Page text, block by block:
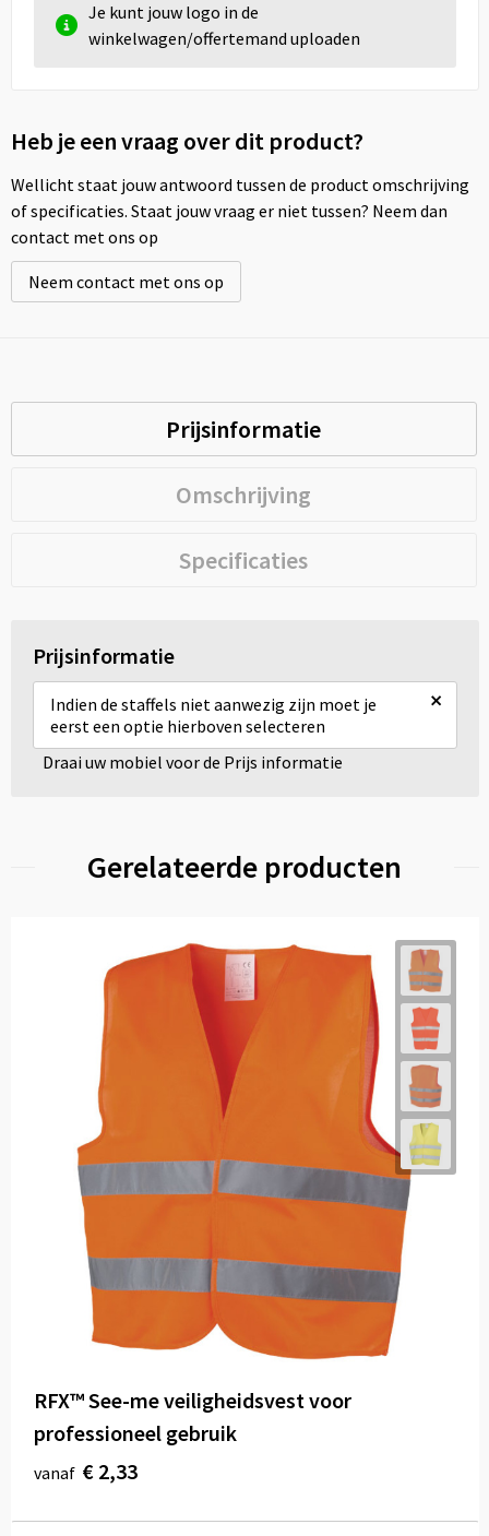
Je kunt jouw logo in de
winkelwagen/offertemand uploaden
Heb je een vraag over dit product?
Wellicht staat jouw antwoord tussen de product omschrijving
of specificaties. Staat jouw vraag er niet tussen? Neem dan
contact met ons op
Neem contact met ons op
Prijsinformatie
Omschrijving
Specificaties
Prijsinformatie
Indien de staffels niet aanwezig zijn moet je
eerst een optie hierboven selecteren
×
Draai uw mobiel voor de Prijs informatie
Gerelateerde producten
RFX™ See-me veiligheidsvest voor
professioneel gebruik
vanaf € 2,33